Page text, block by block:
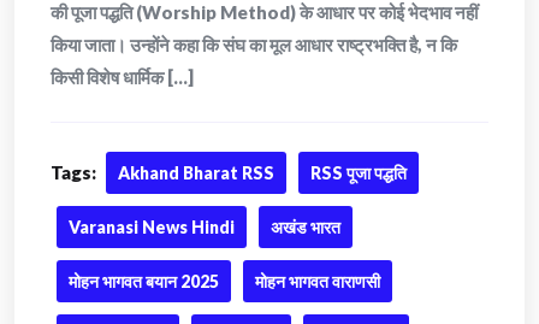
की पूजा पद्धति (Worship Method) के आधार पर कोई भेदभाव नहीं
किया जाता। उन्होंने कहा कि संघ का मूल आधार राष्ट्रभक्ति है, न कि
किसी विशेष धार्मिक [...]
Tags: Akhand Bharat RSS RSS पूजा पद्धति
Varanasi News Hindi अखंड भारत
मोहन भागवत बयान 2025 मोहन भागवत वाराणसी